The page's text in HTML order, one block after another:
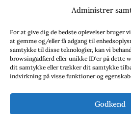
Administrer
For at give dig de bedste oplevelser bruger
at gemme og/eller få adgang til
samtykke til disse teknologier, kan vi
browsingadfærd eller unikke ID'er på dette
dit samtykke eller trækker dit samtykke
indvirkning på visse funktioner og
Godkend
Storbritannien:
Association (TA)
Sverige:
Sverige:
deutschsprachiger